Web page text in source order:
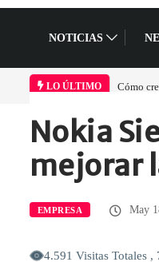
NOTICIAS
LO ÚLTIMO Cómo
Home Empresa
Nokia
mejorar
EMPRESA May
4.591 Visitas Totales ,